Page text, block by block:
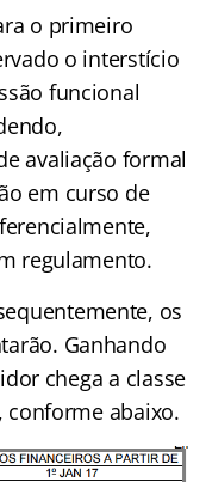
o primeiro
o interstício
funcional
avaliação formal
em curso de
regulamento.
os
Ganhando
chega a classe
conforme abaixo.